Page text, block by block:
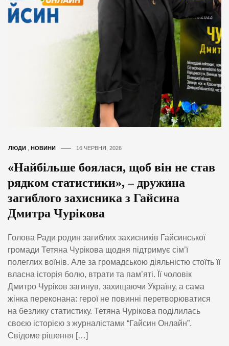
ЛЮДИ НОВИНИ 16 ЧЕРВНЯ, 2026
«Найбільше боялася, щоб він не став
рядком статистики», – дружина
загиблого захисника з Гайсина
Дмитра Чурікова
Голова Ради родин загиблих захисників Гайсинської
громади Тетяна Чурікова щодня підтримує сім’ї
полеглих воїнів. Але за громадською діяльністю стоїть її
власна історія болю, втрати та пам’яті. Її чоловік
Дмитро Чуріков загинув, захищаючи Україну, а сама
жінка переконана: герої не повинні перетворюватися
на безлику статистику. Тетяна Чурікова поділилась
своєю історією з журналістами “Гайсин Онлайн”.
Свідоме рішення […]